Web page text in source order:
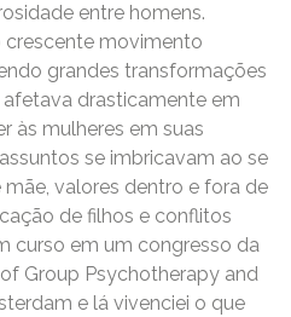
entre homens.
crescente movimento
grandes transformações
drasticamente em
às mulheres em suas
se imbricavam ao se
valores dentro e fora de
de filhos e conflitos
curso em um congresso da
Group Psychotherapy and
e lá vivenciei o que